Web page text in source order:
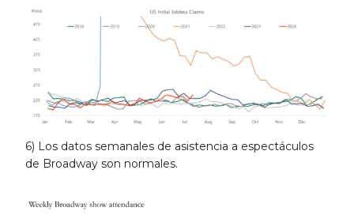
6) Los datos semanales de asistencia a espectáculos
de Broadway son normales.